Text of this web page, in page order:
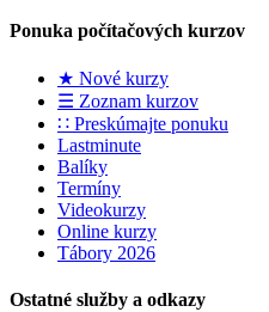
Ponuka počítačových kurzov
★ Nové kurzy
☰ Zoznam kurzov
∷ Preskúmajte ponuku
Lastminute
Balíky
Termíny
Videokurzy
Online kurzy
Tábory 2026
Ostatné služby a odkazy